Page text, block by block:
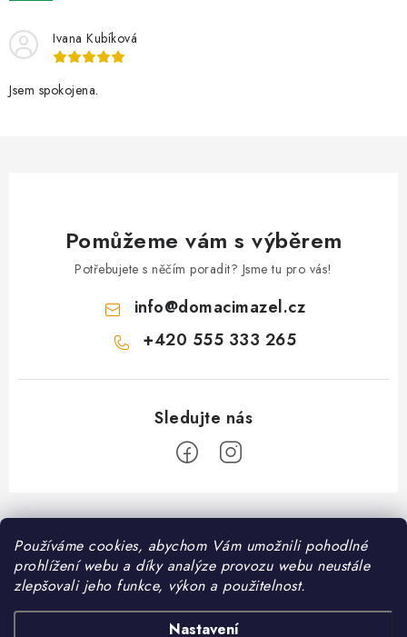
Používáme cookies, abychom Vám umožnili pohodlné
prohlížení webu a díky analýze provozu webu neustále
zlepšovali jeho funkce, výkon a použitelnost.
Nastavení
Ivana Kubíková
Jsem spokojena.
Pomůžeme vám s výběrem
Potřebujete s něčím poradit? Jsme tu pro vás!
info@domacimazel.cz
+420 555 333 265
Z
á
Informace pro vás
Kontakt
Možnosti dopravy
❤️ Oblíbené kategorie